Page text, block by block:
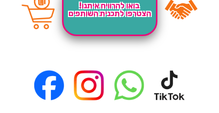
בואו להרוויח איתנו!
הצטרפו לתכנית השותפים